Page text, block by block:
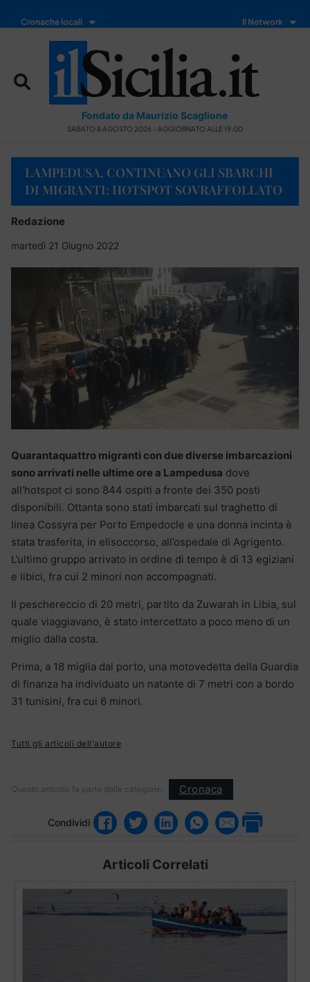
Cronache locali Il Network
Fondato da Maurizio Scaglione
SABATO 8 AGOSTO 2026 - AGGIORNATO ALLE 19:00
LAMPEDUSA, CONTINUANO GLI SBARCHI
DI MIGRANTI: HOTSPOT SOVRAFFOLLATO
Redazione
martedì 21 Giugno 2022
Quarantaquattro migranti con due diverse imbarcazioni
sono arrivati nelle ultime ore a Lampedusa dove
all’hotspot ci sono 844 ospiti a fronte dei 350 posti
disponibili. Ottanta sono stati imbarcati sul traghetto di
linea Cossyra per Porto Empedocle e una donna incinta è
stata trasferita, in elisoccorso, all’ospedale di Agrigento.
L’ultimo gruppo arrivato in ordine di tempo è di 13 egiziani
e libici, fra cui 2 minori non accompagnati.
Il peschereccio di 20 metri, partito da Zuwarah in Libia, sul
quale viaggiavano, è stato intercettato a poco meno di un
miglio dalla costa.
Prima, a 18 miglia dal porto, una motovedetta della Guardia
di finanza ha individuato un natante di 7 metri con a bordo
31 tunisini, fra cui 6 minori.
Tutti gli articoli dell'autore
Questo articolo fa parte delle categorie: Cronaca
Condividi
Articoli Correlati